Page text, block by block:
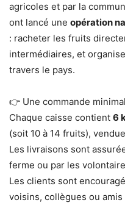
agricoles et par la
ont lancé une opération
: racheter les fruits
intermédiaires, et
travers le pays.
👉 Une commande
Chaque caisse contient 6
(soit 10 à 14 fruits), vendue
Les livraisons sont
ferme ou par les
Les clients sont
voisins, collègues ou